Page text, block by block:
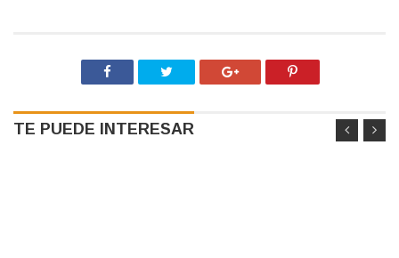
TE PUEDE INTERESAR